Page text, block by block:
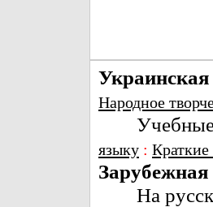
Украинская
Народное
языку :
Зарубежная
На